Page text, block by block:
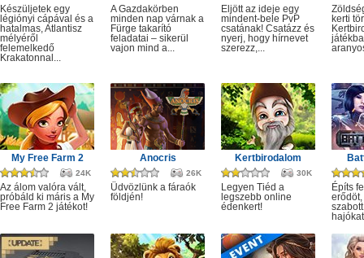
Készüljetek egy
légiónyi cápával és a
hatalmas, Atlantisz
mélyéről
felemelkedő
Krakatonnal...
A Gazdakörben
minden nap várnak a
Fürge takarító
feladatai – sikerül
vajon mind a...
Eljött az ideje egy
mindent-bele PvP
csatának! Csatázz és
nyerj, hogy hírnevet
szerezz,...
kerti
My Free Farm 2
24K
Az álom valóra vált,
próbáld ki máris a My
Free Farm 2 játékot!
Anocris
26K
Üdvözlünk a fáraók
földjén!
Kertbirodalom
30K
Legyen Tiéd a
legszebb online
édenkert!
Építs